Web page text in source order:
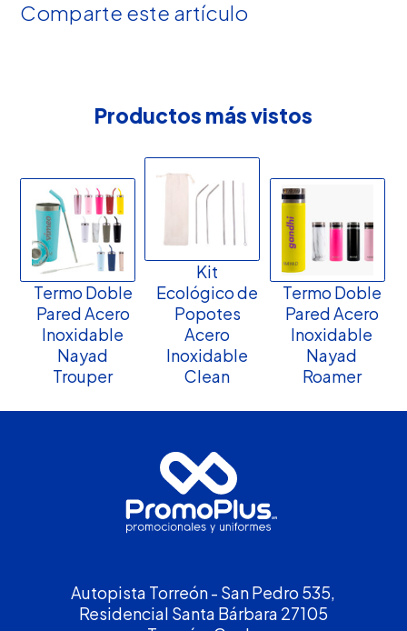
Comparte este artículo
Productos más vistos
Termo Doble
Pared Acero
Inoxidable
Nayad
Trouper
Kit
Ecológico de
Popotes
Acero
Inoxidable
Clean
Termo Doble
Pared Acero
Inoxidable
Nayad
Roamer
Autopista Torreón - San Pedro 535,
Residencial Santa Bárbara 27105